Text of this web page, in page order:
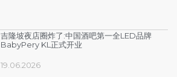
吉隆坡夜店圈炸了:中国酒吧第一全LED品牌
BabyPery KL正式开业
19.06.2026